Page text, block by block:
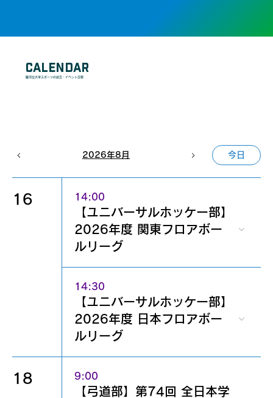
CALENDAR
駿河台大学スポーツの試合・イベント日程
2026年8月 今日
16 14:00
【ユニバーサルホッケー部】
2026年度 関東フロアボー
ルリーグ
14:30
【ユニバーサルホッケー部】
2026年度 日本フロアボー
ルリーグ
18 9:00
【弓道部】第74回 全日本学